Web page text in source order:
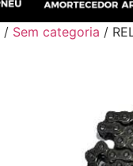
/ Sem categoria /